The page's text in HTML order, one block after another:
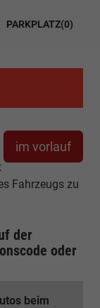
PARKPLATZ(0)
im vorlauf
Fahrzeugs zu
der
oder
beim